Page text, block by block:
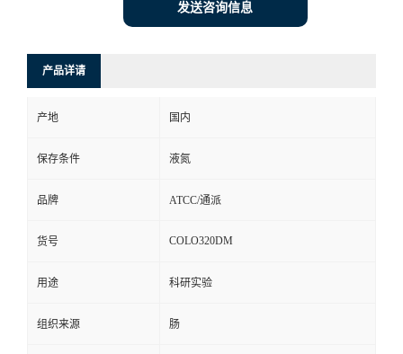
发送咨询信息
产品详请
产地 国内
保存条件 液氮
品牌 ATCC/通派
货号 COLO320DM
用途 科研实验
组织来源 肠